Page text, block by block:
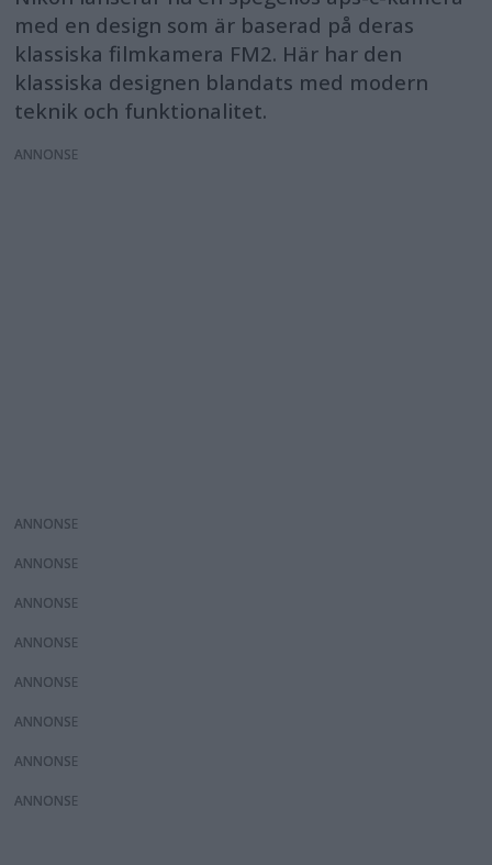
med en design som är baserad på deras
klassiska filmkamera FM2. Här har den
klassiska designen blandats med modern
teknik och funktionalitet.
ANNONS
ANNONS
ANNONS
ANNONS
ANNONS
ANNONS
ANNONS
ANNONS
ANNONS